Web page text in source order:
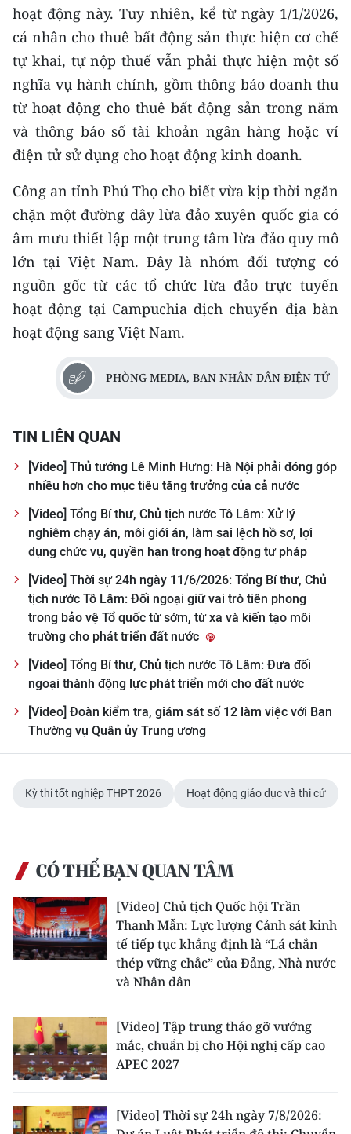
Ảnh
Infographic
TIN MỚI
TIN ĐỊA PHƯƠNG
Trung du và miền núi phía Bắc
Đồng bằng sông Hồng
Bắc Trung Bộ
Duyên hải Nam Trung Bộ và Tây
Nguyên
Đông Nam Bộ
Đồng bằng sông Cửu Long
Chuyên trang Hà Nội
Chuyên trang TP. Hồ Chí Minh
CHUYÊN ĐỀ
VỀ BÁO NHÂN DÂN
THỜI NAY
NHÂN DÂN CUỐI TUẦN
NHÂN DÂN HẰNG THÁNG
MUA BÁO
ĐỌC BÁO IN
ENGLISH
FRANÇAIS
РУССКИЙ
ESPAÑOL
hoạt động này. Tuy nhiên, kể từ ngày 1/1/2026,
cá nhân cho thuê bất động sản thực hiện cơ chế
tự khai, tự nộp thuế vẫn phải thực hiện một số
nghĩa vụ hành chính, gồm thông báo doanh thu
từ hoạt động cho thuê bất động sản trong năm
và thông báo số tài khoản ngân hàng hoặc ví
điện tử sử dụng cho hoạt động kinh doanh.
Công an tỉnh Phú Thọ cho biết vừa kịp thời ngăn
chặn một đường dây lừa đảo xuyên quốc gia có
âm mưu thiết lập một trung tâm lừa đảo quy mô
lớn tại Việt Nam. Đây là nhóm đối tượng có
nguồn gốc từ các tổ chức lừa đảo trực tuyến
hoạt động tại Campuchia dịch chuyển địa bàn
hoạt động sang Việt Nam.
PHÒNG MEDIA, BAN NHÂN DÂN ĐIỆN TỬ
TIN LIÊN QUAN
[Video] Thủ tướng Lê Minh Hưng: Hà Nội phải đóng góp
nhiều hơn cho mục tiêu tăng trưởng của cả nước
[Video] Tổng Bí thư, Chủ tịch nước Tô Lâm: Xử lý
nghiêm chạy án, môi giới án, làm sai lệch hồ sơ, lợi
dụng chức vụ, quyền hạn trong hoạt động tư pháp
[Video] Thời sự 24h ngày 11/6/2026: Tổng Bí thư, Chủ
tịch nước Tô Lâm: Đối ngoại giữ vai trò tiên phong
trong bảo vệ Tổ quốc từ sớm, từ xa và kiến tạo môi
trường cho phát triển đất nước
[Video] Tổng Bí thư, Chủ tịch nước Tô Lâm: Đưa đối
ngoại thành động lực phát triển mới cho đất nước
[Video] Đoàn kiểm tra, giám sát số 12 làm việc với Ban
Thường vụ Quân ủy Trung ương
Kỳ thi tốt nghiệp THPT 2026 Hoạt động giáo dục và thi cử
CÓ THỂ BẠN QUAN TÂM
[Video] Chủ tịch Quốc hội Trần
Thanh Mẫn: Lực lượng Cảnh sát kinh
tế tiếp tục khẳng định là “Lá chắn
thép vững chắc” của Đảng, Nhà nước
và Nhân dân
[Video] Tập trung tháo gỡ vướng
mắc, chuẩn bị cho Hội nghị cấp cao
APEC 2027
[Video] Thời sự 24h ngày 7/8/2026: